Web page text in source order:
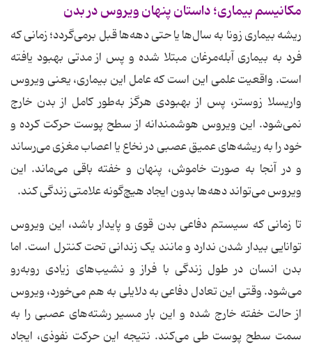
مکانیسم بیماری؛ داستان پنهان ویروس در بدن
ریشه بیماری زونا به سال‌ها یا حتی دهه‌ها قبل برمی‌گردد؛ زمانی که
فرد به بیماری آبله‌مرغان مبتلا شده و پس از مدتی بهبود یافته
است. واقعیت علمی این است که عامل این بیماری، یعنی ویروس
واریسلا زوستر، پس از بهبودی هرگز به‌طور کامل از بدن خارج
نمی‌شود. این ویروس هوشمندانه از سطح پوست حرکت کرده و
خود را به ریشه‌های عمیق عصبی در نخاع یا اعصاب مغزی می‌رساند
و در آنجا به صورت خاموش، پنهان و خفته باقی می‌ماند. این
ویروس می‌تواند دهه‌ها بدون ایجاد هیچ‌گونه علامتی زندگی کند.
تا زمانی که سیستم دفاعی بدن قوی و پایدار باشد، این ویروس
توانایی بیدار شدن ندارد و مانند یک زندانی تحت کنترل است. اما
بدن انسان در طول زندگی با فراز و نشیب‌های زیادی روبه‌رو
می‌شود. وقتی این تعادل دفاعی به دلایلی به هم می‌خورد، ویروس
از حالت خفته خارج شده و این بار مسیر رشته‌های عصبی را به
سمت سطح پوست طی می‌کند. نتیجه این حرکت نفوذی، ایجاد